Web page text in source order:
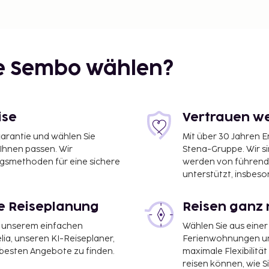
oft werden
sollten Sie im
Kolonialstil –
Rezept wurde von
hohen Preisen.
Viele liegen in
Quay und die Orchard
Sembo wählen?
und wählen Sie
passen. Wir
für eine sichere
Vertrauen
Mit über 30 Jahren
Stena-Gruppe. Wir
werden von
unterstützt,
Reiseplanung
unserem einfachen
unseren KI-Reiseplaner,
Angebote zu finden.
Reisen
Wählen Sie aus
Ferienwohnungen
maximale
reisen können, wie